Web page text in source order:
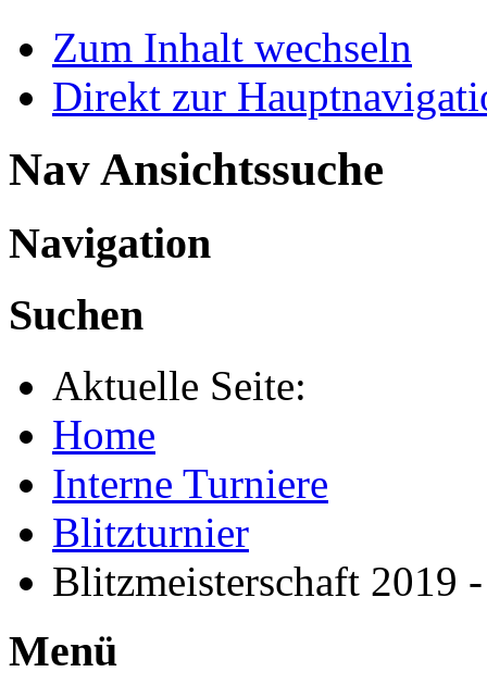
Zum Inhalt wechseln
Direkt zur
Nav Ansichtssuche
Navigation
Suchen
Aktuelle Seite:
Home
Interne Turniere
Blitzturnier
Blitzmeisterschaft 2019
Menü